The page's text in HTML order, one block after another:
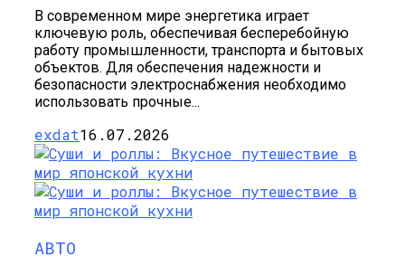
В современном мире энергетика играет
ключевую роль, обеспечивая бесперебойную
работу промышленности, транспорта и бытовых
объектов. Для обеспечения надежности и
безопасности электроснабжения необходимо
использовать прочные...
exdat16.07.2026
АВТО